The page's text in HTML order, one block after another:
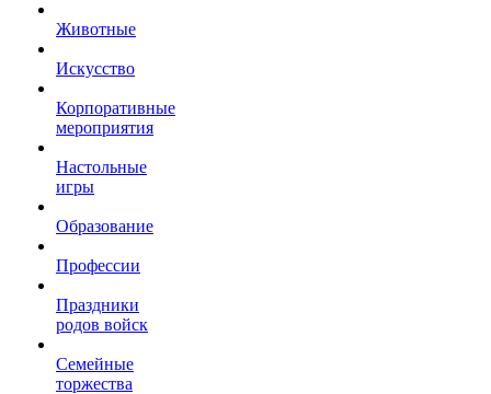
Животные
Искусство
Корпоративные
мероприятия
Настольные
игры
Образование
Профессии
Праздники
родов войск
Семейные
торжества